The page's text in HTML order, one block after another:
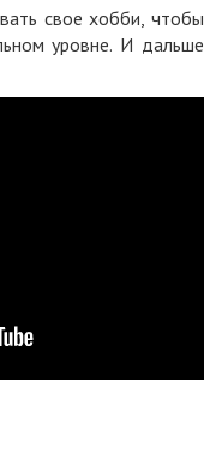
свое хобби, чтобы
уровне. И дальше